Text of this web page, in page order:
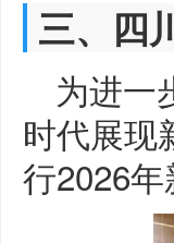
三、四
为进一
时代展现
行2026年